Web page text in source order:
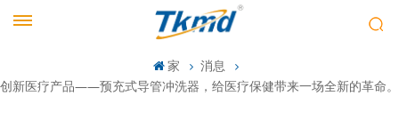
家
消息
创新医疗产品——预充式导管冲洗器，给医疗保健带来一场全新的革命。